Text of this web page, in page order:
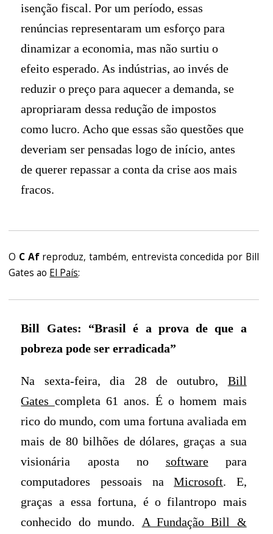
isenção fiscal. Por um período, essas
renúncias representaram um esforço para
dinamizar a economia, mas não surtiu o
efeito esperado. As indústrias, ao invés de
reduzir o preço para aquecer a demanda, se
apropriaram dessa redução de impostos
como lucro. Acho que essas são questões que
deveriam ser pensadas logo de início, antes
de querer repassar a conta da crise aos mais
fracos.
O C Afreproduz, também, entrevista concedida por Bill
Gates ao El País:
Bill Gates: “Brasil é a prova de que a
pobreza pode ser erradicada”
Na sexta-feira, dia 28 de outubro, Bill
Gates completa 61 anos. É o homem mais
rico do mundo, com uma fortuna avaliada em
mais de 80 bilhões de dólares, graças a sua
visionária aposta no softwarepara
computadores pessoais naMicrosoft. E,
graças a essa fortuna, é o filantropo mais
conhecido do mundo.
A Fundação Bill &